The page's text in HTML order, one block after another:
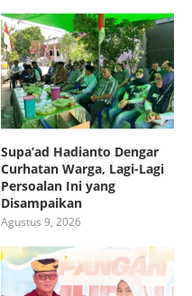
Supa’ad Hadianto Dengar
Curhatan Warga, Lagi-Lagi
Persoalan Ini yang
Disampaikan
Agustus 9, 2026